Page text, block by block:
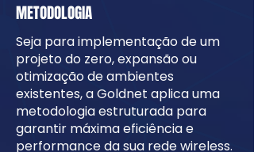
METODOLOGIA
Seja para implementação de um
projeto do zero, expansão ou
otimização de ambientes
existentes, a Goldnet aplica uma
metodologia estruturada para
garantir máxima eficiência e
performance da sua rede wireless.